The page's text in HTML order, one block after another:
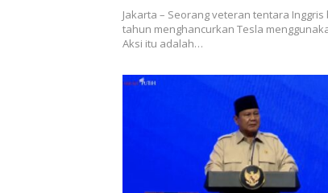
Jakarta – Seorang veteran tentara Inggris
tahun menghancurkan Tesla
Aksi itu adalah…